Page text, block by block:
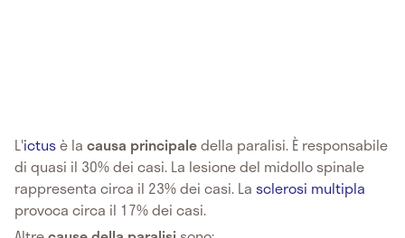
L'ictusè la causa principaledella paralisi. È responsabile
di quasi il 30% dei casi. La lesione del midollo spinale
rappresenta circa il 23% dei casi. La sclerosi multipla
provoca circa il 17% dei casi.